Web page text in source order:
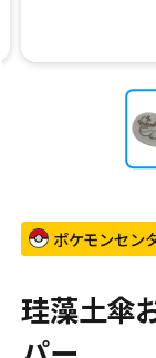
ポケモンセン
珪藻土傘